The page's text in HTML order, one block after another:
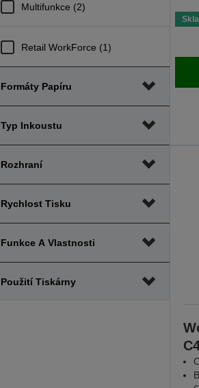
Multifunkce (2)
Retail WorkForce (1)
Formáty Papíru
Typ Inkoustu
Rozhraní
Rychlost Tisku
Funkce A Vlastnosti
Použití Tiskárny